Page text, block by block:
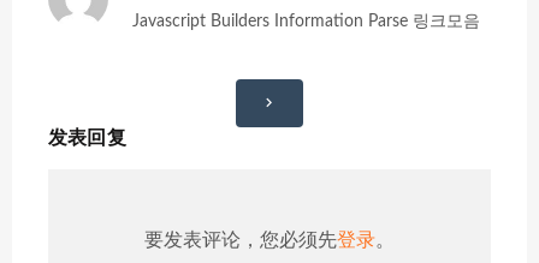
Javascript Builders Information Parse 링크모음
论
发表回复
要发表评论，您必须先登录。